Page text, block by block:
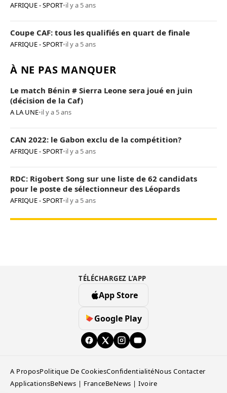
AFRIQUE - SPORT•il y a 5 ans
Coupe CAF: tous les qualifiés en quart de finale
AFRIQUE - SPORT•il y a 5 ans
À NE PAS MANQUER
Le match Bénin # Sierra Leone sera joué en juin
(décision de la Caf)
A LA UNE•il y a 5 ans
CAN 2022: le Gabon exclu de la compétition?
AFRIQUE - SPORT•il y a 5 ans
RDC: Rigobert Song sur une liste de 62 candidats
pour le poste de sélectionneur des Léopards
AFRIQUE - SPORT•il y a 5 ans
TÉLÉCHARGEZ L’APP
App Store
Google Play
A ProposPolitique De CookiesConfidentialitéNous Contacter
ApplicationsBeNews | FranceBeNews | Ivoire